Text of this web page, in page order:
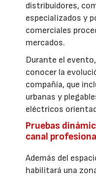
distribuidores,
especializados y
comerciales
mercados.
Durante el
conocer la
compañía, que
urbanas y
eléctricos
Pruebas
canal
Además del
habilitará una